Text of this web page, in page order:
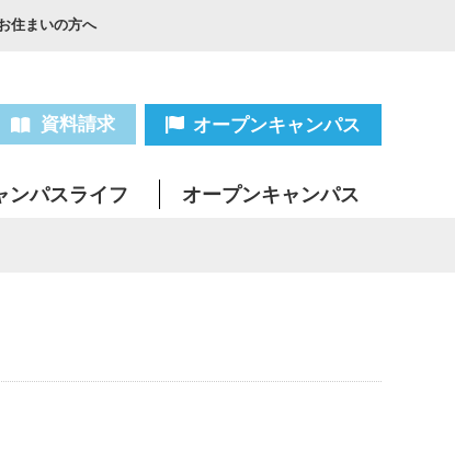
住まいの方へ
資料請求 オープンキャンパス
ンパスライフ オープンキャンパス